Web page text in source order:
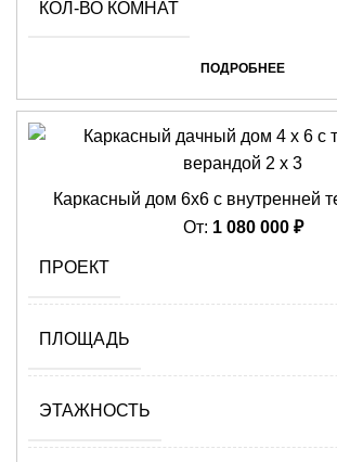
КОЛ-ВО КОМНАТ
ПОДРОБНЕЕ
Каркасный дом 6х6 с внутренней
От: 1 080 000 ₽
ПРОЕКТ
ПЛОЩАДЬ
ЭТАЖНОСТЬ